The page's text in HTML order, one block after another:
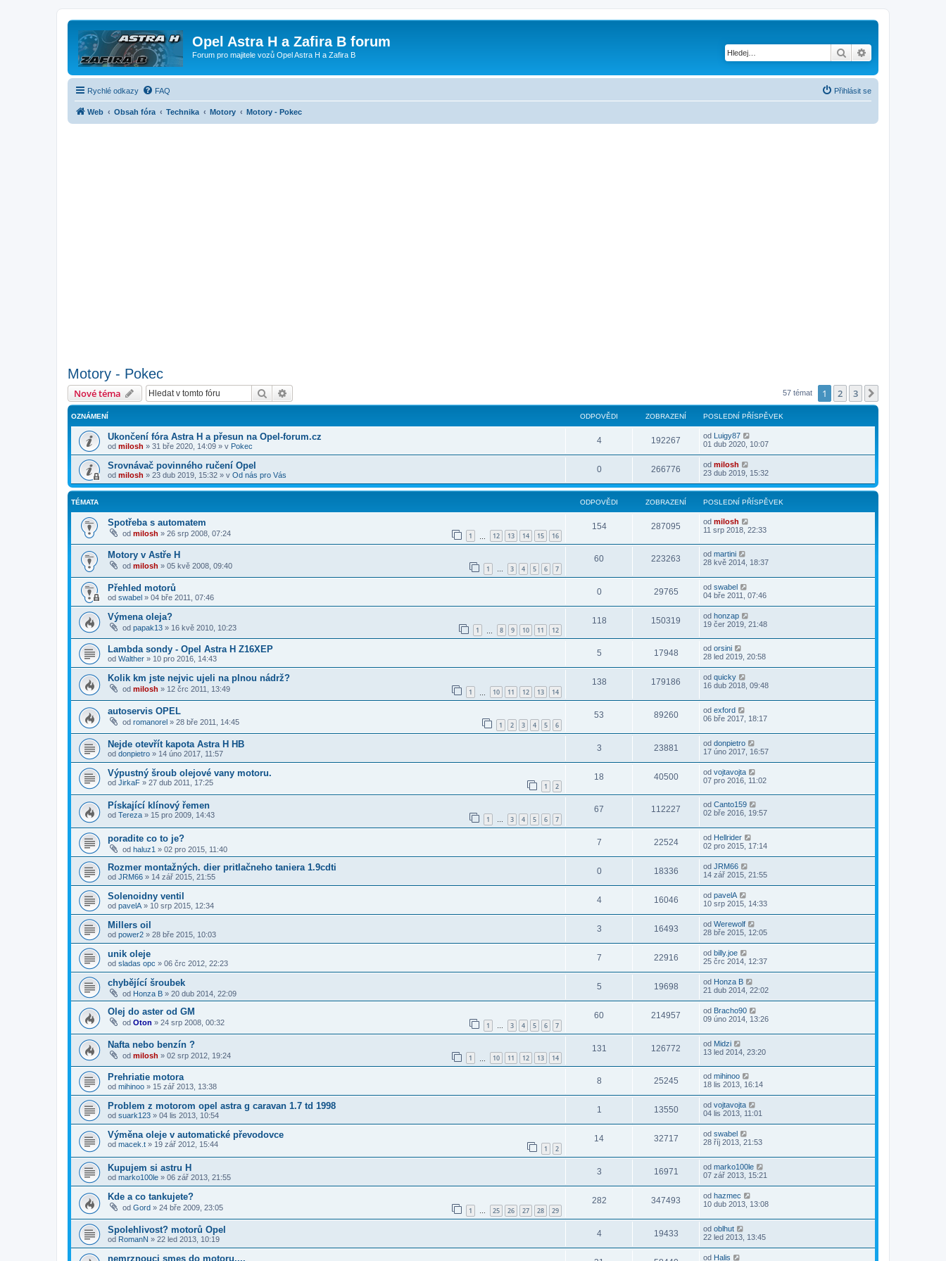
Opel Astra H a Zafira B forum
Forum pro majitele vozů Opel Astra H a Zafira B Hledat
Rychlé odkazy FAQ Přihlásit se
Web Obsah fóra Technika Motory Motory - Pokec
Motory - Pokec
Nové téma Hledat 57 témat 1 2 3
OZNÁMENÍ ODPOVĚDI ZOBRAZENÍ POSLEDNÍ PŘÍSPĚVEK
Ukončení fóra Astra H a přesun na Opel-forum.cz
od milosh » 31 bře 2020, 14:09 » v Pokec
4 192267 od Luigy87
01 dub 2020, 10:07
Srovnávač povinného ručení Opel
od milosh » 23 dub 2019, 15:32 » v Od nás pro Vás
0 266776 od milosh
23 dub 2019, 15:32
TÉMATA ODPOVĚDI ZOBRAZENÍ POSLEDNÍ PŘÍSPĚVEK
Spotřeba s automatem
od milosh » 26 srp 2008, 07:24 1 12 13 14 15 16
154 287095 od milosh
11 srp 2018, 22:33
Motory v Astře H
od milosh » 05 kvě 2008, 09:40 1 … 3 4 5 6 7
60 223263 od martini
28 kvě 2014, 18:37
Přehled motorů
od swabel » 04 bře 2011, 07:46
0 29765 od swabel
04 bře 2011, 07:46
Výmena oleja?
od papak13 » 16 kvě 2010, 10:23 1 8 9 10 11 12
118 150319 od honzap
19 čer 2019, 21:48
Lambda sondy - Opel Astra H Z16XEP
od Walther » 10 pro 2016, 14:43
5 17948 od orsini
28 led 2019, 20:58
Kolik km jste nejvic ujeli na plnou nádrž?
od milosh » 12 črc 2011, 13:49 1 10 11 12 13 14
138 179186 od quicky
16 dub 2018, 09:48
autoservis OPEL
od romanorel » 28 bře 2011, 14:45 1 2 3 4 5 6
53 89260 od exford
06 bře 2017, 18:17
Nejde otevřít kapota Astra H HB
od donpietro » 14 úno 2017, 11:57
3 23881 od donpietro
17 úno 2017, 16:57
Výpustný šroub olejové vany motoru.
od JirkaF » 27 dub 2011, 17:25 1 2
18 40500 od vojtavojta
07 pro 2016, 11:02
Pískající klínový řemen
od Tereza » 15 pro 2009, 14:43 1 … 3 4 5 6 7
67 112227 od Canto159
02 bře 2016, 19:57
poradite co to je?
od haluz1 » 02 pro 2015, 11:40
7 22524 od Hellrider
02 pro 2015, 17:14
Rozmer montažných. dier pritlačneho taniera 1.9cdti
od JRM66 » 14 zář 2015, 21:55
0 18336 od JRM66
14 zář 2015, 21:55
Solenoidny ventil
od pavelA » 10 srp 2015, 12:34
4 16046 od pavelA
10 srp 2015, 14:33
Millers oil
od power2 » 28 bře 2015, 10:03
3 16493 od Werewolf
28 bře 2015, 12:05
unik oleje
od sladas opc » 06 črc 2012, 22:23
7 22916 od billy.joe
25 črc 2014, 12:37
chybějící šroubek
od Honza B » 20 dub 2014, 22:09
5 19698 od Honza B
21 dub 2014, 22:02
Olej do aster od GM
od Oton » 24 srp 2008, 00:32 1 … 3 4 5 6 7
60 214957 od Bracho90
09 úno 2014, 13:26
Nafta nebo benzín ?
od milosh » 02 srp 2012, 19:24 1 10 11 12 13 14
131 126772 od Midzi
13 led 2014, 23:20
Prehriatie motora
od mihinoo » 15 zář 2013, 13:38
8 25245 od mihinoo
18 lis 2013, 16:14
Problem z motorom opel astra g caravan 1.7 td 1998
od suark123 » 04 lis 2013, 10:54
1 13550 od vojtavojta
04 lis 2013, 11:01
Výměna oleje v automatické převodovce
od macek.t » 19 zář 2012, 15:44 1 2
14 32717 od swabel
28 říj 2013, 21:53
Kupujem si astru H
od marko100le » 06 zář 2013, 21:55
3 16971 od marko100le
07 zář 2013, 15:21
Kde a co tankujete?
od Gord » 24 bře 2009, 23:05 1 … 25 26 27 28 29
282 347493 od hazmec
10 dub 2013, 13:08
Spolehlivost? motorů Opel
od RomanN » 22 led 2013, 10:19
4 19433 od oblhut
22 led 2013, 13:45
nemrznouci smes do motoru,,,, od Halis